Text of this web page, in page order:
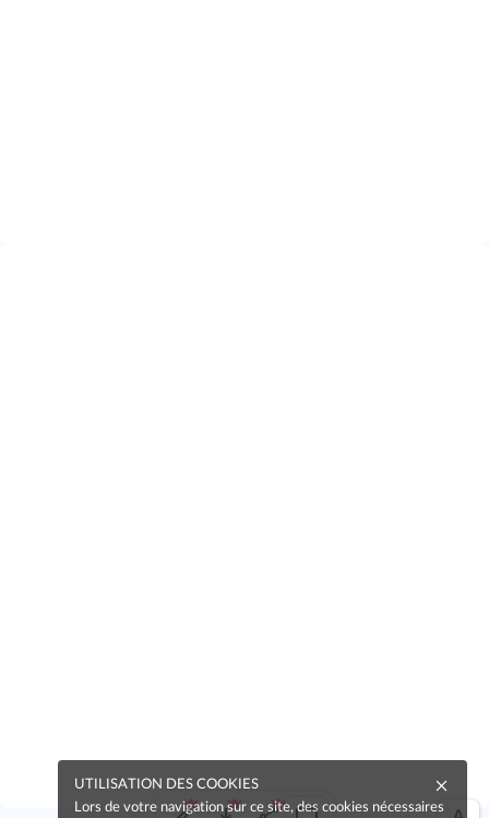
UTILISATION DES COOKIES
Lors de votre navigation sur ce site, des cookies nécessaires